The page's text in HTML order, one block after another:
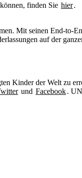
finden Sie hier
Mit seinen End-to-
auf der
Kinder der Welt zu
und Facebook.